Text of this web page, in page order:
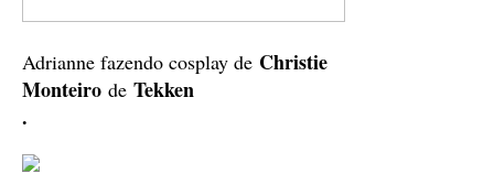
Adrianne fazendo cosplay de Christie
Monteiro de Tekken
.